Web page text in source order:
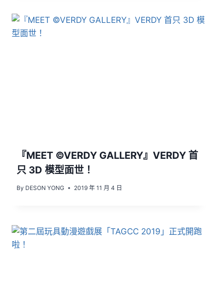
『MEET ©VERDY GALLERY』VERDY 首
只 3D 模型面世！
By DESON YONG 2019 年 11 月 4 日